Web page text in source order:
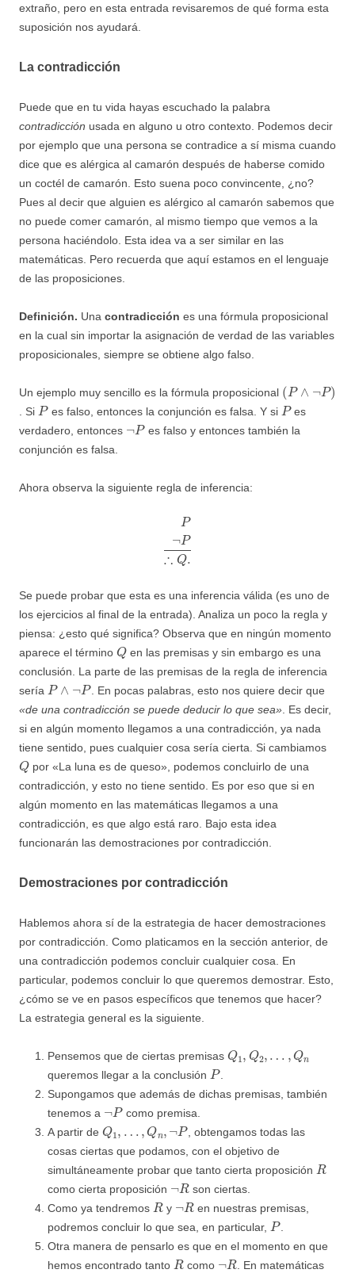
extraño, pero en esta entrada revisaremos de qué forma esta
suposición nos ayudará.
La contradicción
Puede que en tu vida hayas escuchado la palabra
contradicción usada en alguno u otro contexto. Podemos decir
por ejemplo que una persona se contradice a sí misma cuando
dice que es alérgica al camarón después de haberse comido
un coctél de camarón. Esto suena poco convincente, ¿no?
Pues al decir que alguien es alérgico al camarón sabemos que
no puede comer camarón, al mismo tiempo que vemos a la
persona haciéndolo. Esta idea va a ser similar en las
matemáticas. Pero recuerda que aquí estamos en el lenguaje
de las proposiciones.
Definición. Una contradicción es una fórmula proposicional
en la cual sin importar la asignación de verdad de las variables
proposicionales, siempre se obtiene algo falso.
Un ejemplo muy sencillo es la fórmula proposicional ( P∧ )
. Si Pes falso, entonces la conjunción es falsa. Y si Pes
verdadero, entonces
Pes falso y entonces también la
conjunción es falsa.
Ahora observa la siguiente regla de inferencia:
∴Q
Se puede probar que esta es una inferencia válida (es uno de
los ejercicios al final de la entrada). Analiza un poco la regla y
piensa: ¿esto qué significa? Observa que en ningún momento
aparece el término Q en las premisas y sin embargo es una
conclusión. La parte de las premisas de la regla de inferencia
sería P∧
. En pocas palabras, esto nos quiere decir que
«de una contradicción se puede deducir lo que sea» . Es decir,
si en algún momento llegamos a una contradicción, ya nada
tiene sentido, pues cualquier cosa sería cierta. Si cambiamos
Q por «La luna es de queso», podemos concluirlo de una
contradicción, y esto no tiene sentido. Es por eso que si en
algún momento en las matemáticas llegamos a una
contradicción, es que algo está raro. Bajo esta idea
funcionarán las demostraciones por contradicción.
Demostraciones por contradicción
Hablemos ahora sí de la estrategia de hacer demostraciones
por contradicción. Como platicamos en la sección anterior, de
una contradicción podemos concluir cualquier cosa. En
particular, podemos concluir lo que queremos demostrar. Esto,
¿cómo se ve en pasos específicos que tenemos que hacer?
La estrategia general es la siguiente.
Pensemos que de ciertas premisas Q Q Qn
queremos llegar a la conclusión P.
Supongamos que además de dichas premisas, también
tenemos a
Pcomo premisa.
A partir de Q Qn
, obtengamos todas las
cosas ciertas que podamos, con el objetivo de
simultáneamente probar que tanto cierta proposición R
como cierta proposición Rson ciertas.
Como ya tendremos Ry Ren nuestras premisas,
podremos concluir lo que sea, en particular,
P.
Otra manera de pensarlo es que en el momento en que
hemos encontrado tanto Rcomo R. En matemáticas